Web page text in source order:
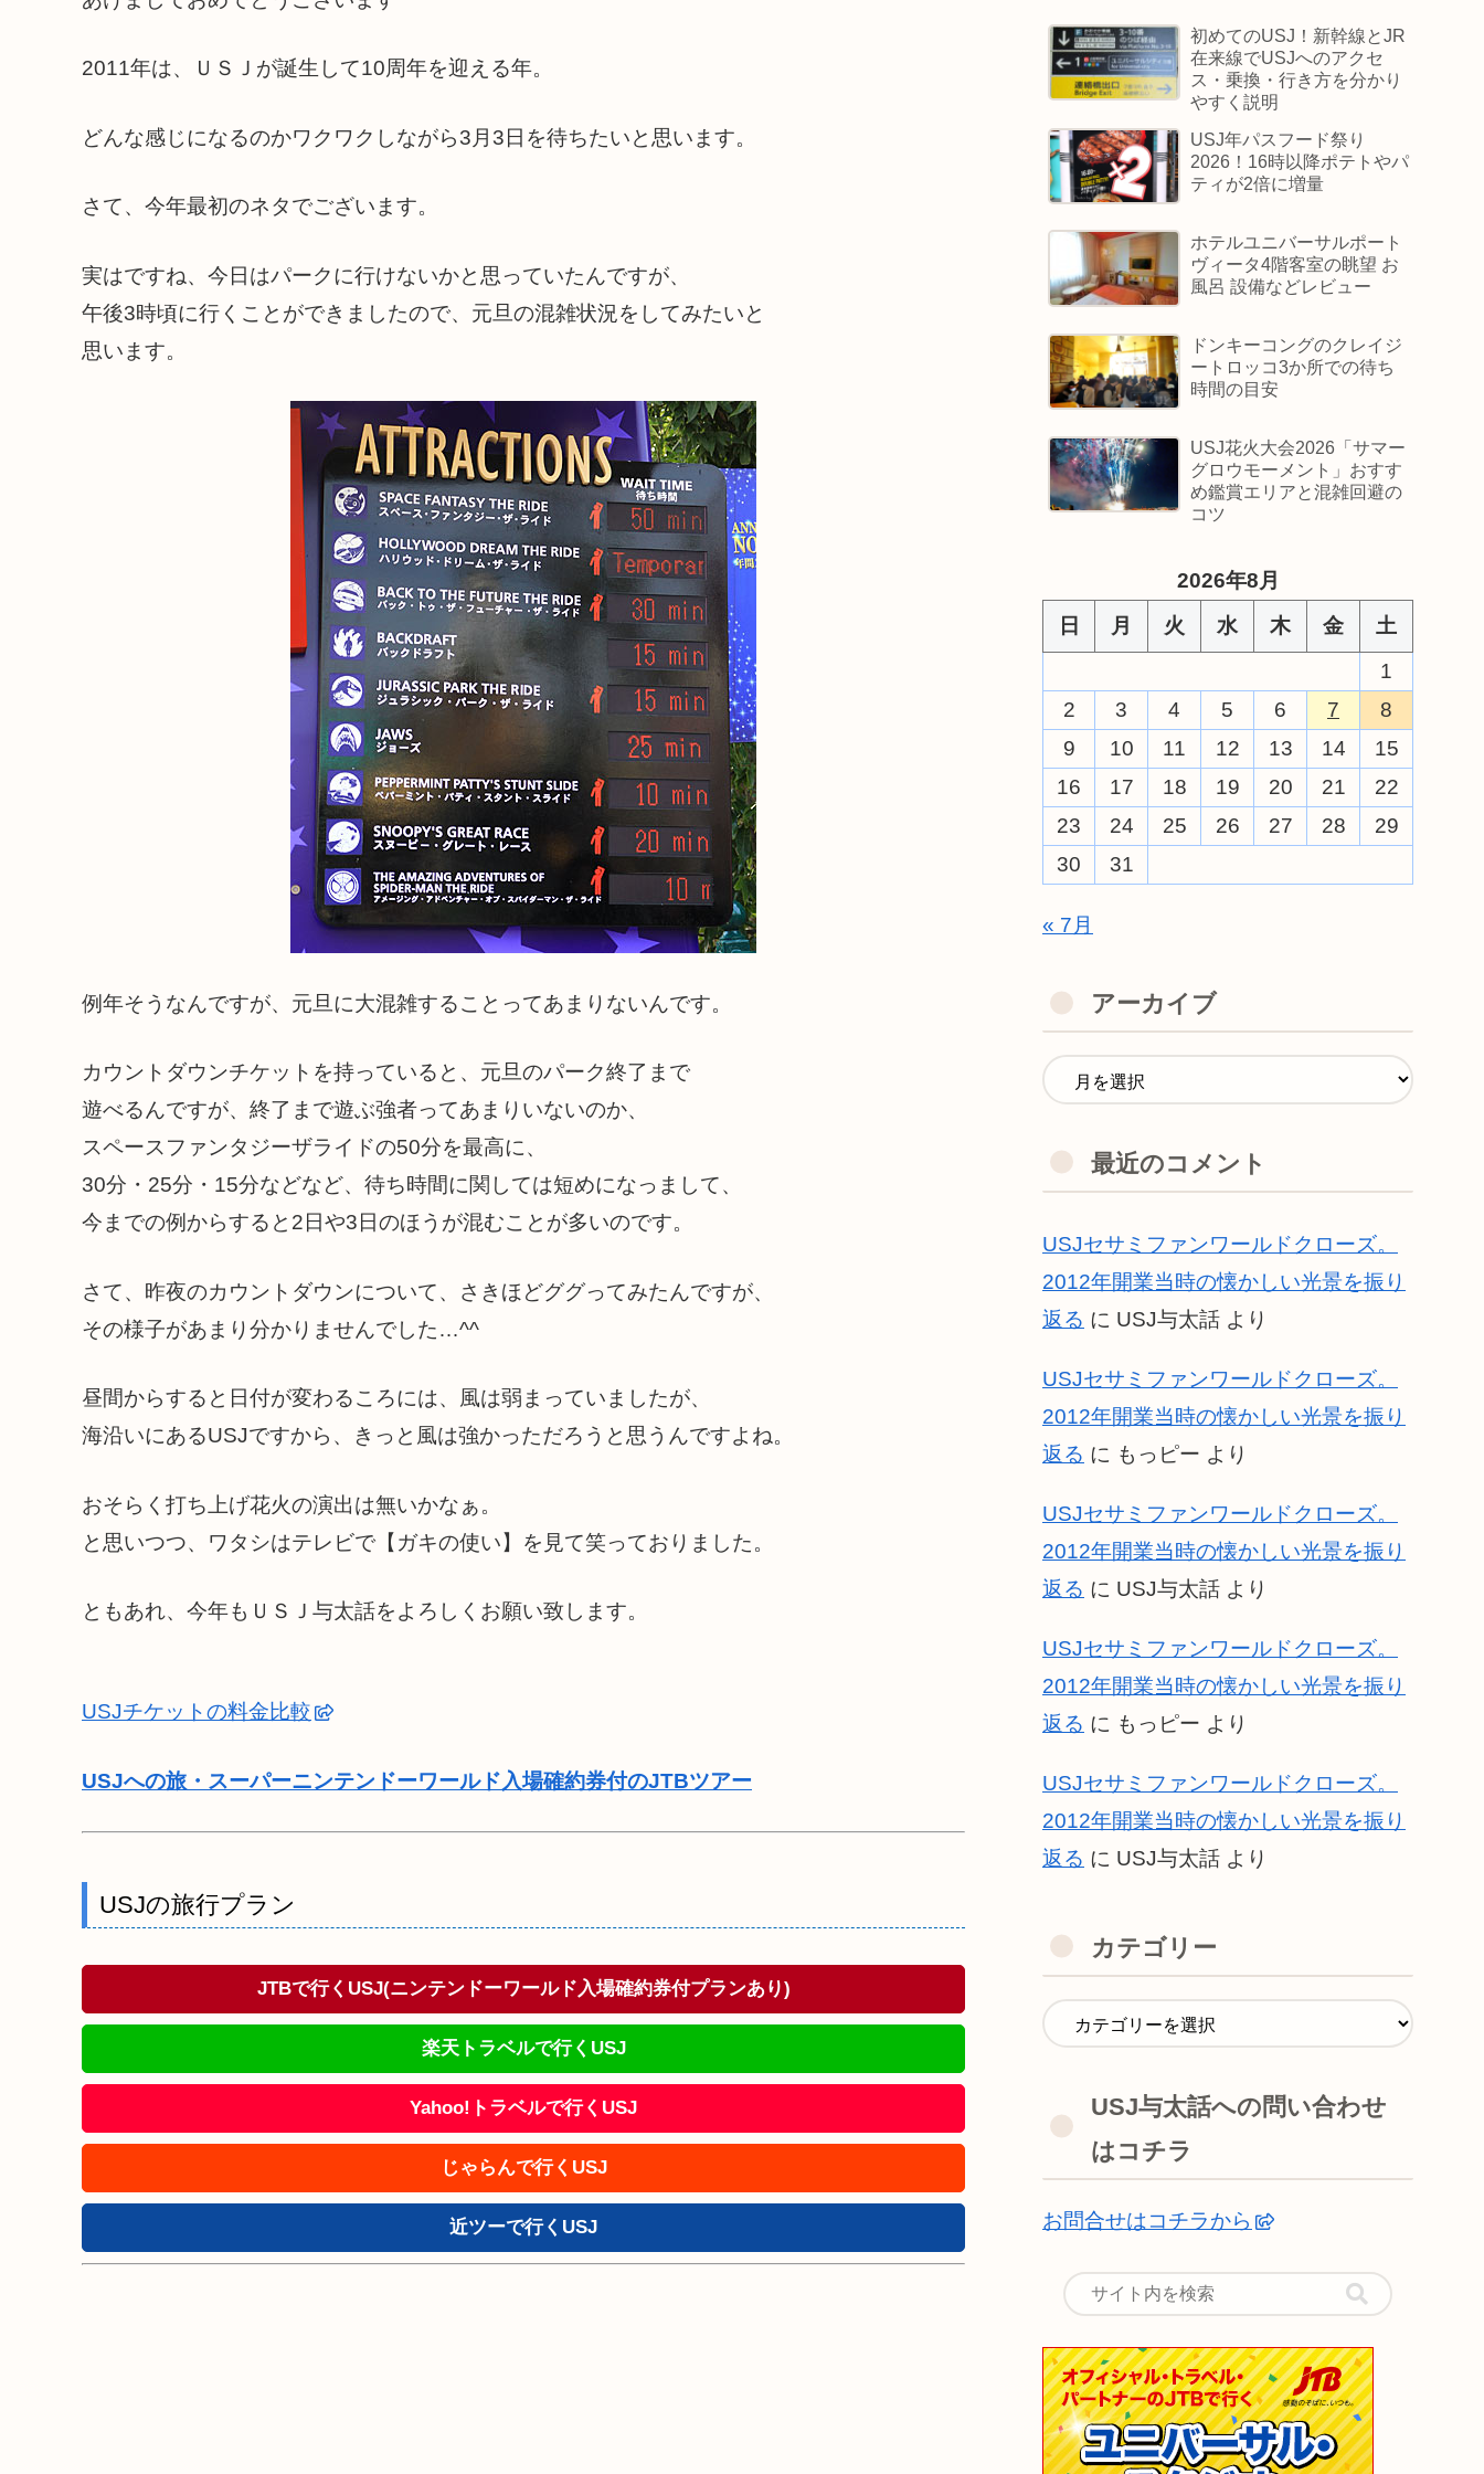
2011年は、ＵＳＪが誕生して10周年を迎える年。
どんな感じになるのかワクワクしながら3月3日を待ちたいと思います。
さて、今年最初のネタでございます。
実はですね、今日はパークに行けないかと思っていたんですが、
午後3時頃に行くことができましたので、元旦の混雑状況をしてみたいと
思います。
例年そうなんですが、元旦に大混雑することってあまりないんです。
カウントダウンチケットを持っていると、元旦のパーク終了まで
遊べるんですが、終了まで遊ぶ強者ってあまりいないのか、
スペースファンタジーザライドの50分を最高に、
30分・25分・15分などなど、待ち時間に関しては短めになっまして、
今までの例からすると2日や3日のほうが混むことが多いのです。
さて、昨夜のカウントダウンについて、さきほどググってみたんですが、
その様子があまり分かりませんでした…^^
昼間からすると日付が変わるころには、風は弱まっていましたが、
海沿いにあるUSJですから、きっと風は強かっただろうと思うんですよね。
おそらく打ち上げ花火の演出は無いかなぁ。
と思いつつ、ワタシはテレビで【ガキの使い】を見て笑っておりました。
ともあれ、今年もＵＳＪ与太話をよろしくお願い致します。
USJチケットの料金比較
USJへの旅・スーパーニンテンドーワールド入場確約券付のJTBツアー
USJの旅行プラン
JTBで行くUSJ(ニンテンドーワールド入場確約券付プランあり)
楽天トラベルで行くUSJ
Yahoo!トラベルで行くUSJ
じゃらんで行くUSJ
近ツーで行くUSJ
初めてのUSJ！新幹線とJR
在来線でUSJへのアクセ
ス・乗換・行き方を分かり
やすく説明
USJ年パスフード祭り
2026！16時以降ポテトやパ
ティが2倍に増量
ホテルユニバーサルポート
ヴィータ4階客室の眺望 お
風呂 設備などレビュー
ドンキーコングのクレイジ
ートロッコ3か所での待ち
時間の目安
USJ花火大会2026「サマー
グロウモーメント」おすす
め鑑賞エリアと混雑回避の
コツ
2026年8月
日
月 火 水 木 金
土
1
2
3 4 5 6 7
8
9
10 11 12 13 14
15
16
17 18 19 20 21
22
23
24 25 26 27 28
29
30
31
« 7月
アーカイブ
最近のコメント
USJセサミファンワールドクローズ。
2012年開業当時の懐かしい光景を振り
返る に USJ与太話 より
USJセサミファンワールドクローズ。
2012年開業当時の懐かしい光景を振り
返る に もっピー より
USJセサミファンワールドクローズ。
2012年開業当時の懐かしい光景を振り
返る に USJ与太話 より
USJセサミファンワールドクローズ。
2012年開業当時の懐かしい光景を振り
返る に もっピー より
USJセサミファンワールドクローズ。
2012年開業当時の懐かしい光景を振り
返る に USJ与太話 より
カテゴリー
USJ与太話への問い合わせ
はコチラ
お問合せはコチラから